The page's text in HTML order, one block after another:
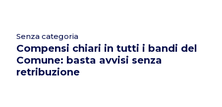
Senza categoria
Compensi chiari in tutti i bandi del
Comune: basta avvisi senza
retribuzione